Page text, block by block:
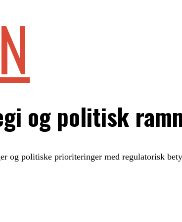
og politisk
og politiske prioriteringer med regulatorisk